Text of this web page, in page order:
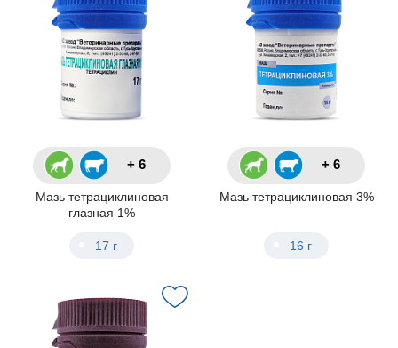
+ 6
Мазь тетрациклиновая
глазная 1%
17 г
+ 6
Мазь тетрациклиновая 3%
16 г